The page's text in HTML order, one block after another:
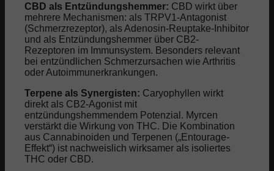
CBD als Entzündungshemmer: CBD wirkt über
mehrere Mechanismen: als TRPV1-Antagonist
(Schmerzrezeptor), als Adenosin-Reuptake-Inhibitor
und als Entzündungshemmer über CB2-
Rezeptoren im Immunsystem. Besonders relevant
bei entzündlichen Schmerzursachen wie Arthritis
oder Autoimmunerkrankungen.
Terpene als Synergisten: Caryophyllen wirkt
direkt als CB2-Agonist mit
entzündungshemmendem Potenzial. Myrcen
verstärkt die Wirkung von THC. Die Kombination
aus Cannabinoiden und Terpenen („Entourage-
Effekt“) ist nachweislich wirksamer als isoliertes
THC oder CBD.